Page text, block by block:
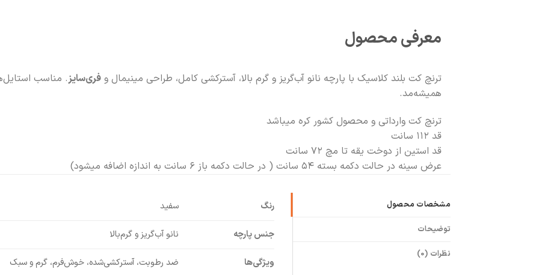
معرفی محصول
ترنچ کت بلند کلاسیک با پارچه نانو آب‌گریز و گرم بالا، آسترکشی کامل، طراحی مینیمال و فری‌سایز. مناسب
همیشه‌مد.
ترنچ کت وارداتی و محصول کشور کره میباشد
قد ۱۱۲ سانت
قد استین از دوخت یقه تا مچ ۷۲ سانت
عرض سینه در حالت دکمه بسته ۵۴ سانت ( در حالت دکمه باز ۶ سانت به اندازه اضافه میشود)
مشخصات محصول
توضیحات
نظرات (0)
رنگ سفید
جنس پارچه نانو آب‌گریز و گرم‌بالا
ویژگی‌ها ضد رطوبت، آسترکشی‌شده، خوش‌فرم، گرم و سبک